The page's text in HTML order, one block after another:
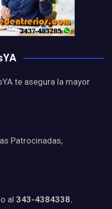
te asegura la mayor
Patrocinadas,
al 343-4384338.